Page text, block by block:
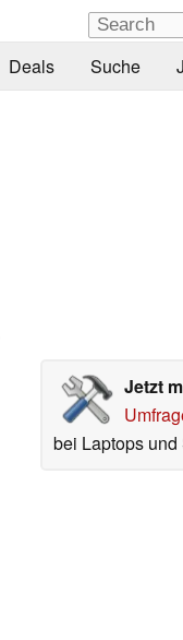
Deals Suche
Jetzt
bei Laptops